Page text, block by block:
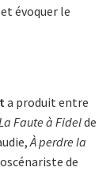
évoquer le
a produit entre
Faute à Fidelde
À perdre la
de